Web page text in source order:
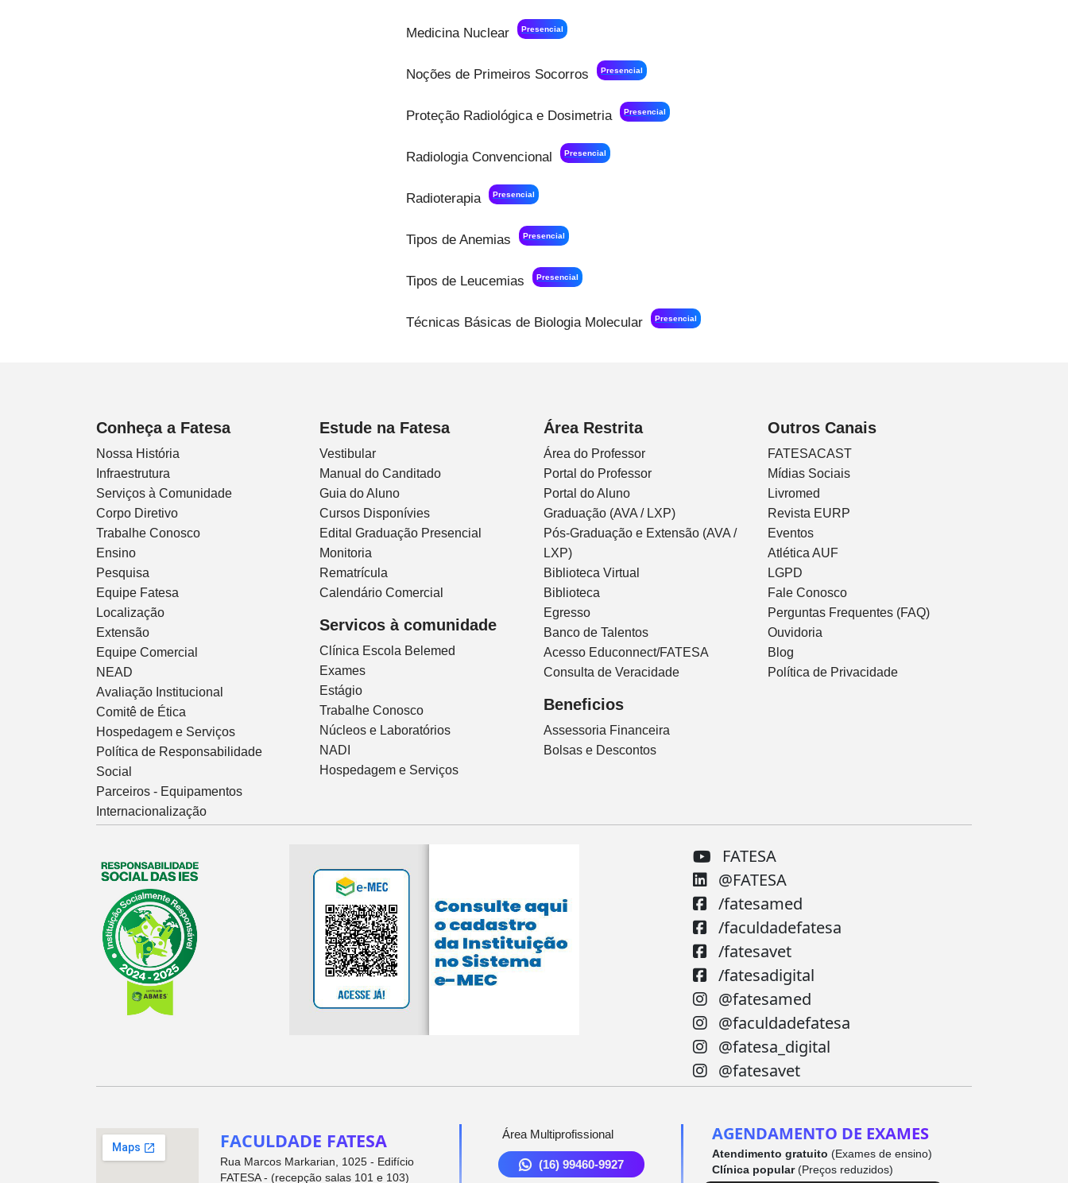
Medicina Nuclear Presencial
Noções de Primeiros Socorros Presencial
Proteção Radiológica e Dosimetria Presencial
Radiologia Convencional Presencial
Radioterapia Presencial
Tipos de Anemias Presencial
Tipos de Leucemias Presencial
Técnicas Básicas de Biologia Molecular Presencial
Conheça a Fatesa
Nossa História
Infraestrutura
Serviços à Comunidade
Corpo Diretivo
Trabalhe Conosco
Ensino
Pesquisa
Equipe Fatesa
Localização
Extensão
Equipe Comercial
NEAD
Avaliação Institucional
Comitê de Ética
Hospedagem e Serviços
Política de Responsabilidade
Social
Parceiros - Equipamentos
Internacionalização
Estude na Fatesa
Vestibular
Manual do Canditado
Guia do Aluno
Cursos Disponívies
Edital Graduação Presencial
Monitoria
Rematrícula
Calendário Comercial
Servicos à comunidade
Clínica Escola Belemed
Exames
Estágio
Trabalhe Conosco
Núcleos e Laboratórios
NADI
Hospedagem e Serviços
Área Restrita
Área do Professor
Portal do Professor
Portal do Aluno
Graduação (AVA / LXP)
Pós-Graduação e Extensão (AVA /
LXP)
Biblioteca Virtual
Biblioteca
Egresso
Banco de Talentos
Acesso Educonnect/FATESA
Consulta de Veracidade
Beneficios
Assessoria Financeira
Bolsas e Descontos
Outros Canais
FATESACAST
Mídias Sociais
Livromed
Revista EURP
Eventos
Atlética AUF
LGPD
Fale Conosco
Perguntas Frequentes (FAQ)
Ouvidoria
Blog
Política de Privacidade
FATESA
@FATESA
/fatesamed
/faculdadefatesa
/fatesavet
/fatesadigital
@fatesamed
@faculdadefatesa
@fatesa_digital
@fatesavet
FACULDADE FATESA
Rua Marcos Markarian, 1025 - Edifício
FATESA - (recepção salas 101 e 103)
Área Multiprofissional
(16) 99460-9927
AGENDAMENTO DE EXAMES
Atendimento gratuito (Exames de ensino)
Clínica popular(Preços reduzidos)